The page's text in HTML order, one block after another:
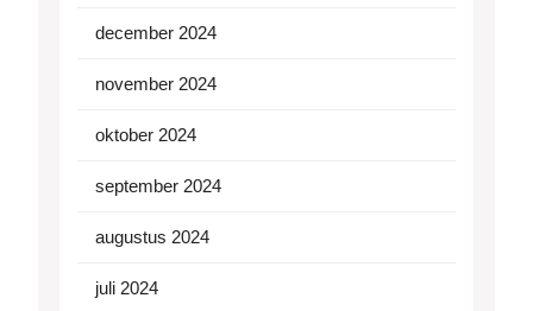
december 2024
november 2024
oktober 2024
september 2024
augustus 2024
juli 2024